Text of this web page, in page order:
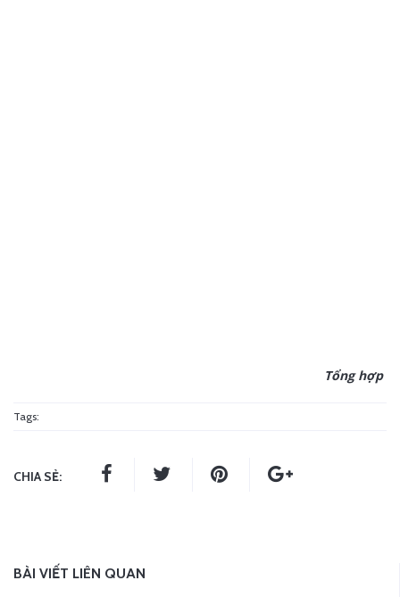
Tổng hợp
Tags:
CHIA SẺ:
BÀI VIẾT LIÊN QUAN